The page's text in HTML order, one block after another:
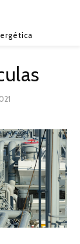
DE
2021